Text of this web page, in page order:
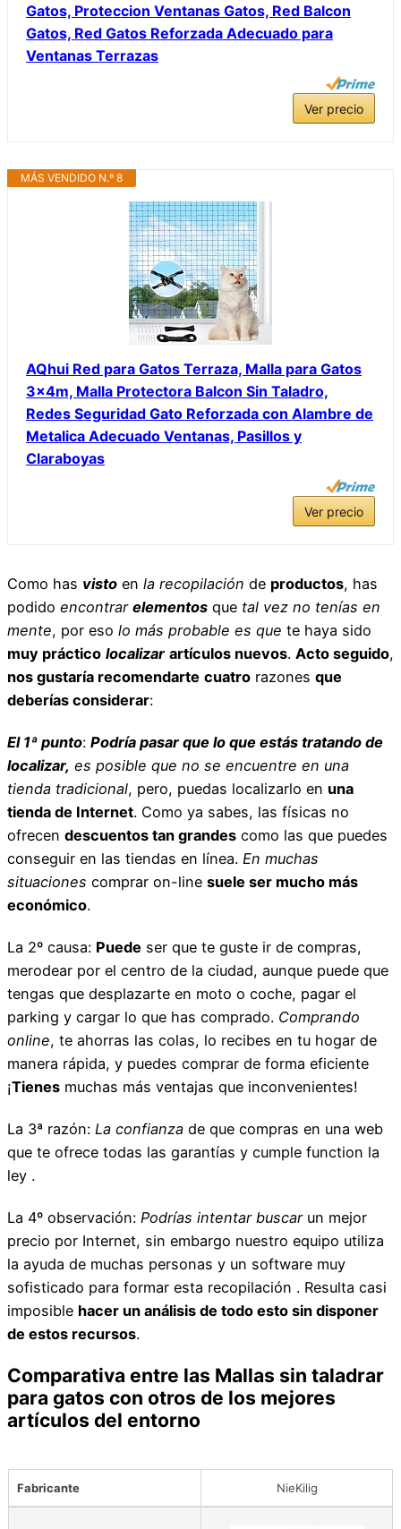
Gatos, Proteccion Ventanas Gatos, Red Balcon
Gatos, Red Gatos Reforzada Adecuado para
Ventanas Terrazas
Ver precio
MÁS VENDIDO N.º 8
AQhui Red para Gatos Terraza, Malla para Gatos
3x4m, Malla Protectora Balcon Sin Taladro,
Redes Seguridad Gato Reforzada con Alambre de
Metalica Adecuado Ventanas, Pasillos y
Claraboyas
Ver precio
Como has visto en la recopilación de productos, has
podido encontrar elementos que tal vez no tenías en
mente, por eso lo más probable es que te haya sido
muy práctico localizar artículos nuevos. Acto seguido,
nos gustaría recomendarte cuatro razones que
deberías considerar:
El 1ª punto: Podría pasar que lo que estás tratando de
localizar, es posible que no se encuentre en una
tienda tradicional, pero, puedas localizarlo en una
tienda de Internet. Como ya sabes, las físicas no
ofrecen descuentos tan grandes como las que puedes
conseguir en las tiendas en línea. En muchas
situaciones comprar on-line suele ser mucho más
económico.
La 2º causa: Puede ser que te guste ir de compras,
merodear por el centro de la ciudad, aunque puede que
tengas que desplazarte en moto o coche, pagar el
parking y cargar lo que has comprado. Comprando
online, te ahorras las colas, lo recibes en tu hogar de
manera rápida, y puedes comprar de forma eficiente
¡Tienes muchas más ventajas que inconvenientes!
La 3ª razón: La confianza de que compras en una web
que te ofrece todas las garantías y cumple function la
ley .
La 4º observación: Podrías intentar buscarun mejor
precio por Internet, sin embargo nuestro equipo utiliza
la ayuda de muchas personas y un software muy
sofisticado para formar esta recopilación . Resulta casi
imposible hacer un análisis de todo esto sin disponer
de estos recursos.
Comparativa entre las Mallas sin taladrar
para gatos con otros de los mejores
artículos del entorno
Fabricante NieKilig